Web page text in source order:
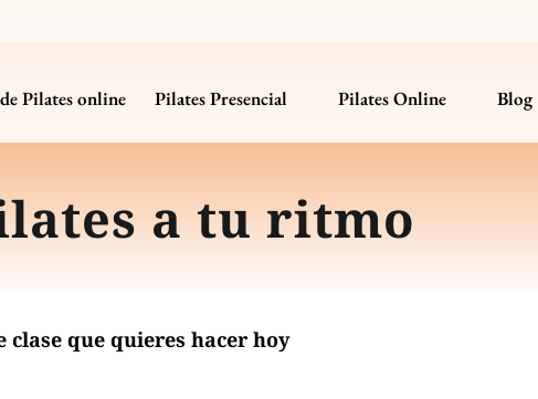
Pilates online Pilates Presencial Pilates Online Blog
a tu ritmo
clase que quieres hacer hoy